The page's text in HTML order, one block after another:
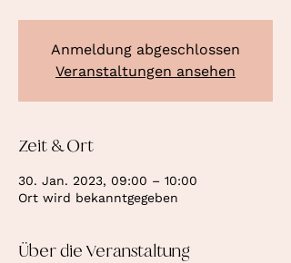
Anmeldung abgeschlossen
Veranstaltungen ansehen
Zeit & Ort
30. Jan. 2023, 09:00 – 10:00
Ort wird bekanntgegeben
Über die Veranstaltung